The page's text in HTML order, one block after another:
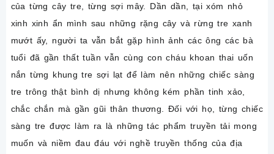
của từng cây tre, từng sợi mây. Dần dần, tại xóm nhỏ
xinh xinh ẩn mình sau những rặng cây và rừng tre xanh
mướt ấy, người ta vẫn bắt gặp hình ảnh các ông các bà
tuổi đã gần thất tuần vẫn cùng con cháu khoan thai uốn
nắn từng khung tre sợi lạt để làm nên những chiếc sàng
tre trông thật bình dị nhưng không kém phần tinh xảo,
chắc chắn mà gần gũi thân thương. Đối với họ, từng chiếc
sàng tre được làm ra là những tác phẩm truyền tải mong
muốn và niềm đau đáu với nghề truyền thống của địa